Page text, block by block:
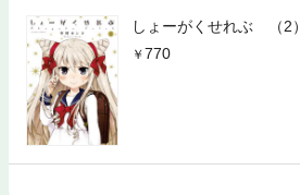
しょーがくせれぶ （2）
770